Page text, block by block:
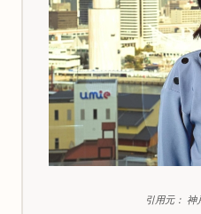
引用元： 神